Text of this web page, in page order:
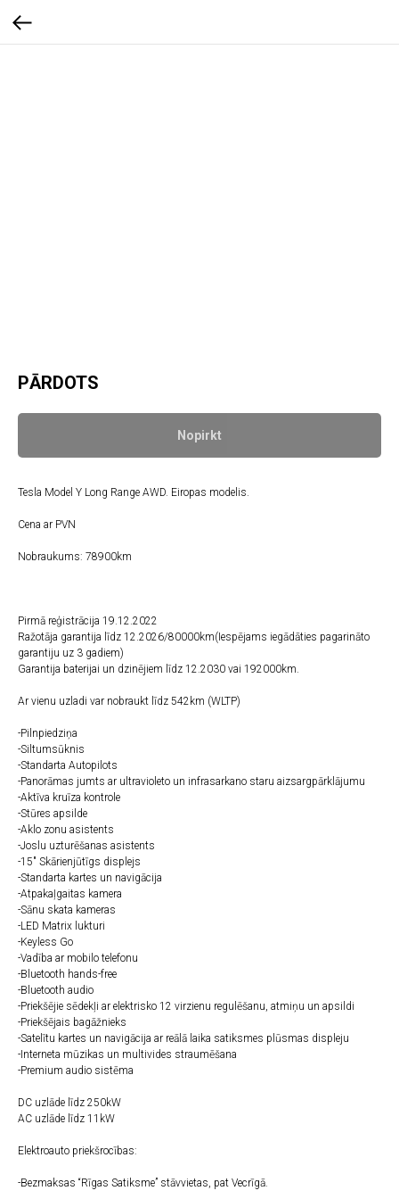
PĀRDOTS
Nopirkt
Tesla Model Y Long Range AWD. Eiropas modelis.
Cena ar PVN
Nobraukums: 78900km
Pirmā reģistrācija 19.12.2022
Ražotāja garantija līdz 12.2026/80000km(Iespējams iegādāties pagarināto
garantiju uz 3 gadiem)
Garantija baterijai un dzinējiem līdz 12.2030 vai 192000km.
Ar vienu uzladi var nobraukt līdz 542km (WLTP)
-Pilnpiedziņa
-Siltumsūknis
-Standarta Autopilots
-Panorāmas jumts ar ultravioleto un infrasarkano staru aizsargpārklājumu
-Aktīva kruīza kontrole
-Stūres apsilde
-Aklo zonu asistents
-Joslu uzturēšanas asistents
-15" Skārienjūtīgs displejs
-Standarta kartes un navigācija
-Atpakaļgaitas kamera
-Sānu skata kameras
-LED Matrix lukturi
-Keyless Go
-Vadība ar mobilo telefonu
-Bluetooth hands-free
-Bluetooth audio
-Priekšējie sēdekļi ar elektrisko 12 virzienu regulēšanu, atmiņu un apsildi
-Priekšējais bagāžnieks
-Satelītu kartes un navigācija ar reālā laika satiksmes plūsmas displeju
-Interneta mūzikas un multivides straumēšana
-Premium audio sistēma
DC uzlāde līdz 250kW
AC uzlāde līdz 11kW
Elektroauto priekšrocības:
-Bezmaksas “Rīgas Satiksme” stāvvietas, pat Vecrīgā.